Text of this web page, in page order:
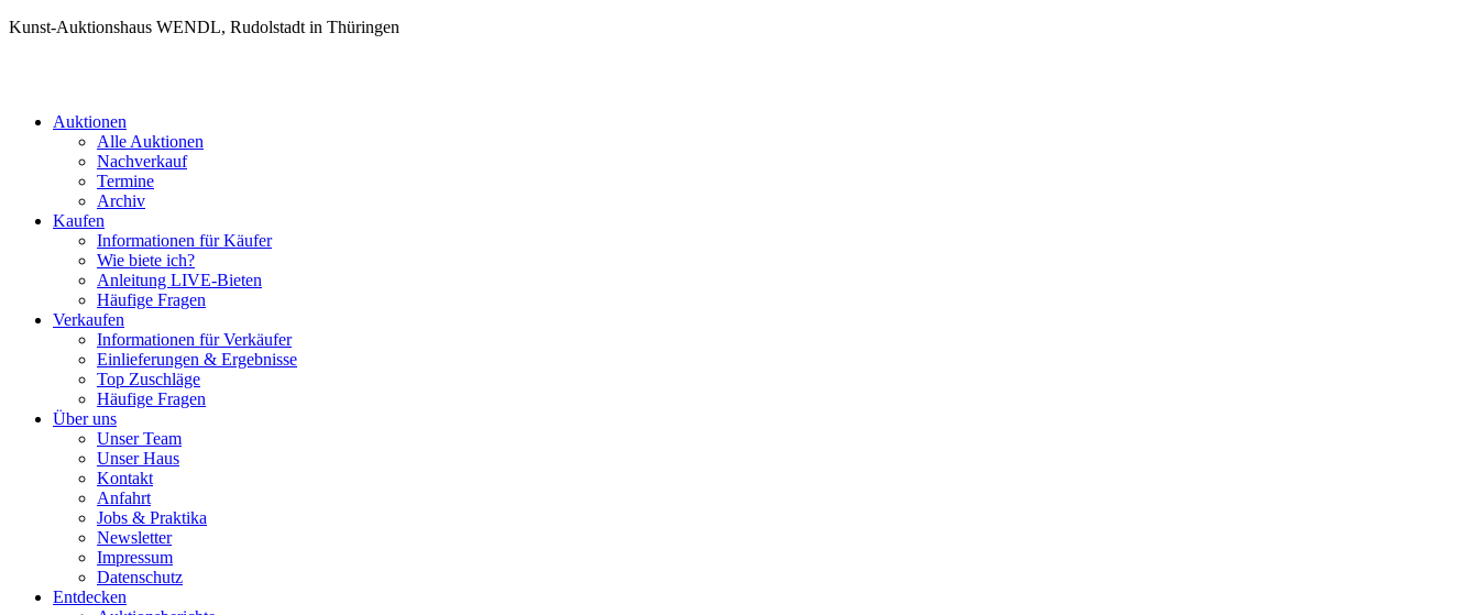
Kunst-Auktionshaus WENDL, Rudolstadt in Thüringen
Auktionen
Alle Auktionen
Nachverkauf
Termine
Archiv
Kaufen
Informationen für Käufer
Wie biete ich?
Anleitung LIVE-Bieten
Häufige Fragen
Verkaufen
Informationen für Verkäufer
Einlieferungen & Ergebnisse
Top Zuschläge
Häufige Fragen
Über uns
Unser Team
Unser Haus
Kontakt
Anfahrt
Jobs & Praktika
Newsletter
Impressum
Datenschutz
Entdecken